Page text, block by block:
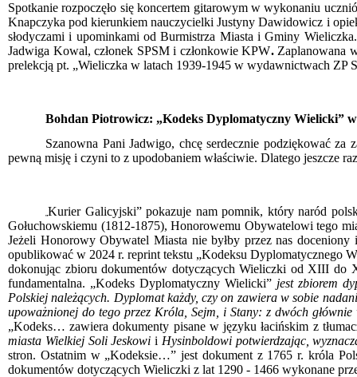
Spotkanie rozpoczęło się koncertem gitarowym w wykonaniu
Knapczyka pod kierunkiem nauczycielki Justyny Dawidowicz i
słodyczami i upominkami od Burmistrza Miasta i Gminy
Jadwiga Kowal, członek SPSM i członkowie KPW.Zaplanowana
prelekcją pt. „Wieliczka w latach 1939-1945 w wydawnictwach ZP
Bohdan Piotrowicz: „Kodeks Dyplomatyczny Wielicki”
Szanowna Pani Jadwigo, chcę serdecznie podziękować
pewną misję i czyni to z upodobaniem właściwie. Dlatego jeszcze
Kurier Galicyjski” pokazuje nam pomnik, który naród
Gołuchowskiemu (1812-1875), Honorowemu Obywatelowi tego
Jeżeli Honorowy Obywatel Miasta nie byłby przez nas
opublikować w 2024 r. reprint tekstu „Kodeksu Dyplomatycznego
dokonując zbioru dokumentów dotyczących Wieliczki od XIII do
fundamentalna. „Kodeks Dyplomatyczny Wielicki” jest zbiorem
Polskiej należących. Dyplomat każdy, czy on zawiera w sobie
upoważnionej do tego przez Króla, Sejm, i Stany: z dwóch
„Kodeks… zawiera dokumenty pisane w języku łacińskim z
miasta Wielkiej Soli Jeskowi i Hysinboldowi potwierdzając,
stron. Ostatnim w „Kodeksie…” jest dokument z 1765 r. króla
dokumentów dotyczących Wieliczki z lat 1290 - 1466 wykonane